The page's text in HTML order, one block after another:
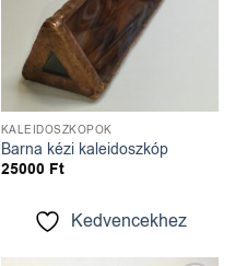
KALEIDOSZKÓPOK
Barna kézi kaleidoszkóp
25000 Ft
Kedvencekhez